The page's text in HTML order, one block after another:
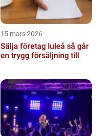
15 mars 2026
Sälja företag luleå så går
en trygg försäljning till